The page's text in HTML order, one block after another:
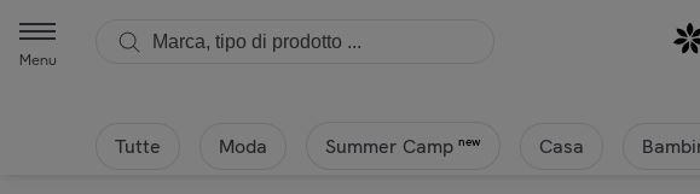
Menu
Tutte Moda Summer Camp new Casa